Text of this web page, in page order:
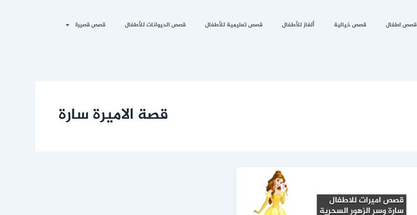
قصص اطفال قصص خيالية ألغاز للأطفال قصص تعليمية للأطفال قصص الحيوانات للأطفال قصص قصيرة
قصة الاميرة سارة